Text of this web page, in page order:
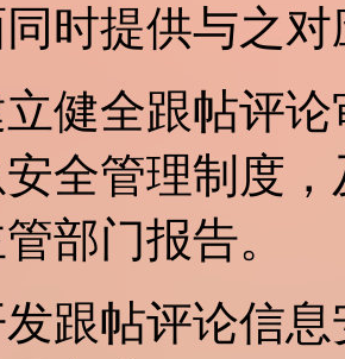
时提供与之
立健全跟帖评
全管理制度
部门报告。
发跟帖评论信